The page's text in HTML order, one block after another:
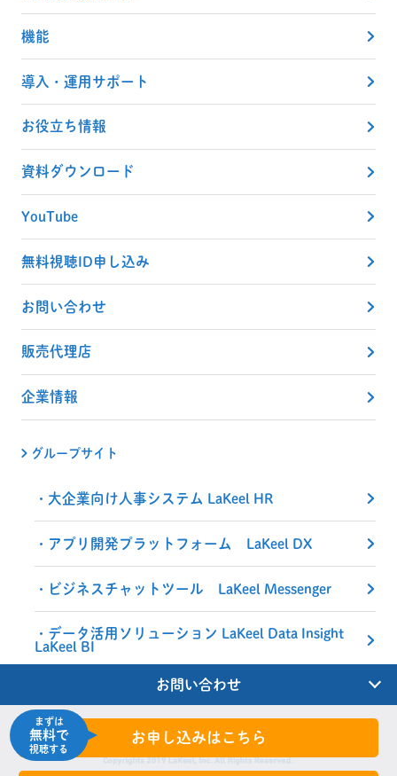
機能
導入・運用サポート
お役立ち情報
資料ダウンロード
YouTube
無料視聴ID申し込み
お問い合わせ
販売代理店
企業情報
グループサイト
大企業向け人事システム LaKeel HR
アプリ開発プラットフォーム LaKeel DX
ビジネスチャットツール LaKeel Messenger
データ活用ソリューション LaKeel Data Insight
LaKeel BI
お問い合わせ
まずは
無料で
視聴する
お申し込みはこちら